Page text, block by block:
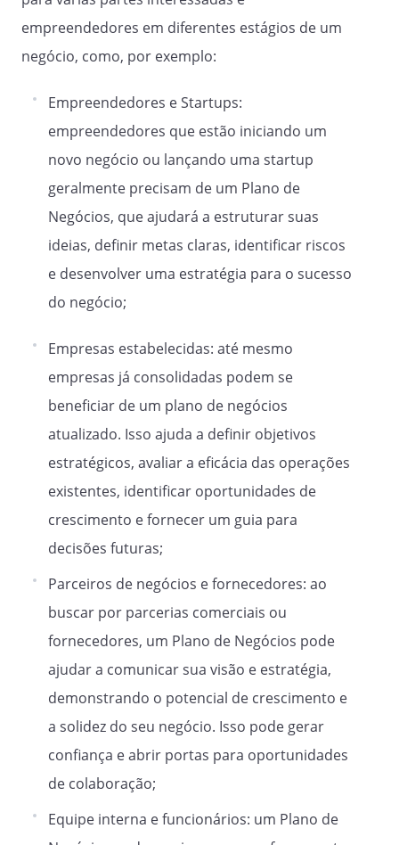
empreendedores em diferentes estágios de um
negócio, como, por exemplo:
Empreendedores e Startups:
empreendedores que estão iniciando um
novo negócio ou lançando uma startup
geralmente precisam de um Plano de
Negócios, que ajudará a estruturar suas
ideias, definir metas claras, identificar riscos
e desenvolver uma estratégia para o sucesso
do negócio;
Empresas estabelecidas: até mesmo
empresas já consolidadas podem se
beneficiar de um plano de negócios
atualizado. Isso ajuda a definir objetivos
estratégicos, avaliar a eficácia das operações
existentes, identificar oportunidades de
crescimento e fornecer um guia para
decisões futuras;
Parceiros de negócios e fornecedores: ao
buscar por parcerias comerciais ou
fornecedores, um Plano de Negócios pode
ajudar a comunicar sua visão e estratégia,
demonstrando o potencial de crescimento e
a solidez do seu negócio. Isso pode gerar
confiança e abrir portas para oportunidades
de colaboração;
Equipe interna e funcionários: um Plano de